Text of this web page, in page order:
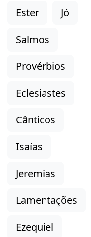
Ester
Jó
Salmos
Provérbios
Eclesiastes
Cânticos
Isaías
Jeremias
Lamentações
Ezequiel